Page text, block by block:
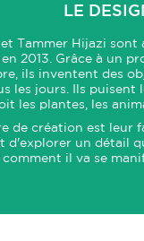
LE
Tammer Hijazi
2013. Grâce à un
ils inventent des
les jours. Ils
les plantes, les
de création est leur
d'explorer un détail
il va se